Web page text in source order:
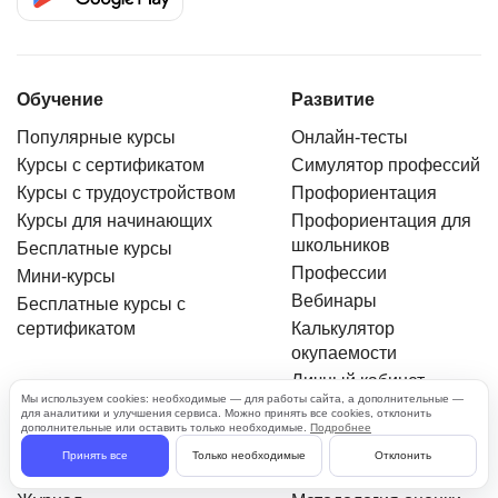
Обучение
Популярные курсы
Курсы с сертификатом
Курсы с трудоустройством
Курсы для начинающих
Бесплатные курсы
Мини-курсы
Бесплатные курсы с
сертификатом
Развитие
Онлайн-тесты
Симулятор профессий
Профориентация
Профориентация для
школьников
Профессии
Вебинары
Калькулятор
окупаемости
Личный кабинет
Информация
Новости
О нас
О проекте
Мы используем cookies: необходимые — для работы сайта, а дополнительные —
для аналитики и улучшения сервиса. Можно принять все cookies, отклонить
дополнительные или оставить только необходимые. Подробнее
Принять все Только необходимые Отклонить